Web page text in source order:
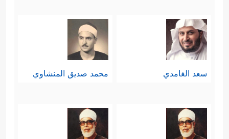
سعد الغامدي محمد صديق المنشاوي